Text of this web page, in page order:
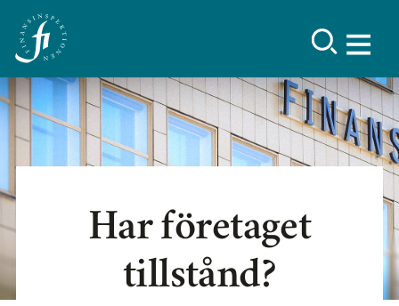
Har företaget
tillstånd?